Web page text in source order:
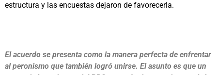
estructura y las encuestas dejaron de favorecerla.
El acuerdo se presenta como la manera perfecta de enfrentar
al peronismo que también logró unirse. El asunto es que un